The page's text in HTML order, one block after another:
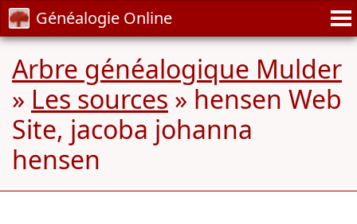
Généalogie Online
Arbre généalogique Mulder
» Les sources » hensen Web
Site, jacoba johanna
hensen